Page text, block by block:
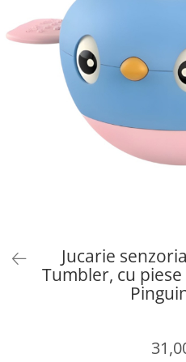
Jucarie
Tumbler, cu